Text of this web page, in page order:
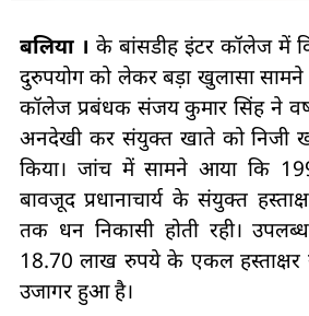
बलिया । के बांसडीह इंटर कॉलेज में
दुरुपयोग को लेकर बड़ा खुलासा
कॉलेज प्रबंधक संजय कुमार सिंह ने
अनदेखी कर संयुक्त खाते को निजी
किया। जांच में सामने आया कि
बावजूद प्रधानाचार्य के संयुक्त
तक धन निकासी होती रही।
18.70 लाख रुपये के एकल हस्ताक्षर
उजागर हुआ है।